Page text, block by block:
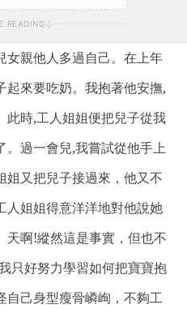
READING
女親他人多過自己。在上年
來要吃奶。我抱著他安撫,
此時,工人姐姐便把兒子從我
。過一會兒,我嘗試從他手上
姐又把兒子接過來，他又不
人姐姐得意洋洋地對他說她
天啊!縱然這是事實，但也不
只好努力學習如何把寶寶抱
自己身型瘦骨嶙峋，不夠工